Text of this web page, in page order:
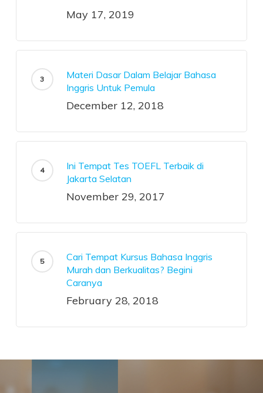
May 17, 2019
Materi Dasar Dalam Belajar Bahasa
Inggris Untuk Pemula
December 12, 2018
Ini Tempat Tes TOEFL Terbaik di
Jakarta Selatan
November 29, 2017
Cari Tempat Kursus Bahasa Inggris
Murah dan Berkualitas? Begini
Caranya
February 28, 2018